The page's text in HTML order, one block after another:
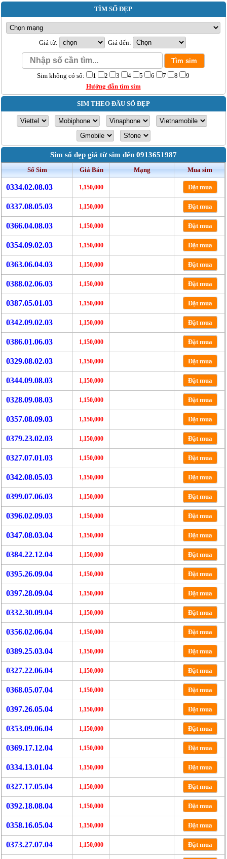
TÌM SỐ ĐẸP
Giá từ: Giá đến:
Sim không có số: 1 2 3 4 5 6 7 8
9
Hướng dẫn tìm sim
SIM THEO ĐẦU SỐ ĐẸP
Sim số đẹp giá từ sim đến 0913651987
Số Sim Giá Bán Mạng Mua sim
0334.02.08.03 1,150,000 Đặt mua
0337.08.05.03 1,150,000 Đặt mua
0366.04.08.03 1,150,000 Đặt mua
0354.09.02.03 1,150,000 Đặt mua
0363.06.04.03 1,150,000 Đặt mua
0388.02.06.03 1,150,000 Đặt mua
0387.05.01.03 1,150,000 Đặt mua
0342.09.02.03 1,150,000 Đặt mua
0386.01.06.03 1,150,000 Đặt mua
0329.08.02.03 1,150,000 Đặt mua
0344.09.08.03 1,150,000 Đặt mua
0328.09.08.03 1,150,000 Đặt mua
0357.08.09.03 1,150,000 Đặt mua
0379.23.02.03 1,150,000 Đặt mua
0327.07.01.03 1,150,000 Đặt mua
0342.08.05.03 1,150,000 Đặt mua
0399.07.06.03 1,150,000 Đặt mua
0396.02.09.03 1,150,000 Đặt mua
0347.08.03.04 1,150,000 Đặt mua
0384.22.12.04 1,150,000 Đặt mua
0395.26.09.04 1,150,000 Đặt mua
0397.28.09.04 1,150,000 Đặt mua
0332.30.09.04 1,150,000 Đặt mua
0356.02.06.04 1,150,000 Đặt mua
0389.25.03.04 1,150,000 Đặt mua
0327.22.06.04 1,150,000 Đặt mua
0368.05.07.04 1,150,000 Đặt mua
0397.26.05.04 1,150,000 Đặt mua
0353.09.06.04 1,150,000 Đặt mua
0369.17.12.04 1,150,000 Đặt mua
0334.13.01.04 1,150,000 Đặt mua
0327.17.05.04 1,150,000 Đặt mua
0392.18.08.04 1,150,000 Đặt mua
0358.16.05.04 1,150,000 Đặt mua
0373.27.07.04 1,150,000 Đặt mua